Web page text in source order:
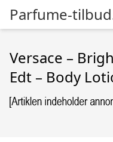
Parfume-
Versace –
Edt – Body